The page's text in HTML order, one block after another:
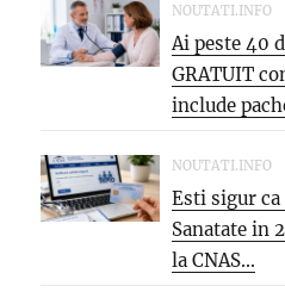
NOUTATI.INFO
Ai peste 40
GRATUIT
include
NOUTATI.INFO
Esti sigur ca
Sanatate in
la CNAS...